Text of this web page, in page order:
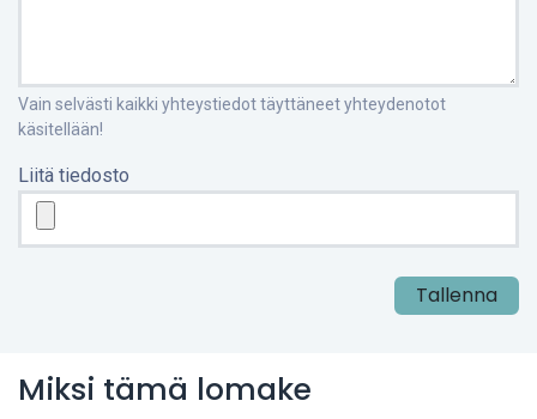
Vain selvästi kaikki yhteystiedot täyttäneet yhteydenotot
käsitellään!
Liitä tiedosto
Tallenna
Miksi tämä lomake